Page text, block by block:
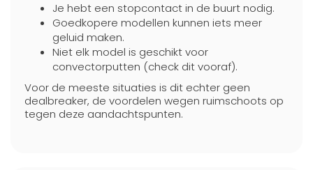
Je hebt een stopcontact in de buurt nodig.
Goedkopere modellen kunnen iets meer
geluid maken.
Niet elk model is geschikt voor
convectorputten (check dit vooraf).
Voor de meeste situaties is dit echter geen
dealbreaker, de voordelen wegen ruimschoots op
tegen deze aandachtspunten.